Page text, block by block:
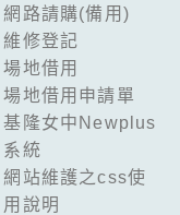
網路請購(備用)
維修登記
場地借用
場地借用申請單
基隆女中Newplus
系統
網站維護之css使
用說明